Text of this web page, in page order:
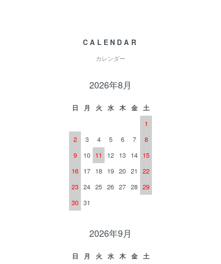
CALENDAR
カレンダー
2026年8月
日 月 火 水 木 金
土
1
2
3 4 5 6 7
8
9
10 11 12 13 14 15
16 17 18 19 20 21
22
23 24 25 26 27 28 29
30 31
2026年9月
日 月 火 水 木 金
土